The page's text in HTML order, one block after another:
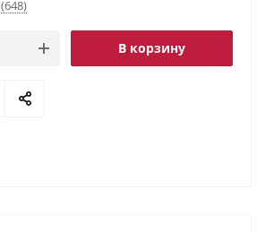
(648)
В корзину